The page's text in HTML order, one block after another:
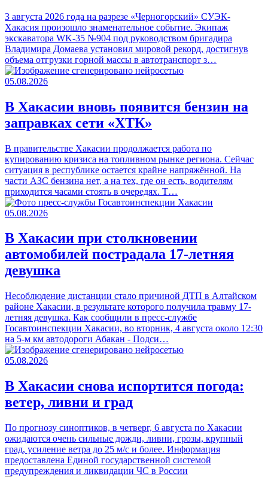
3 августа 2026 года на разрезе «Черногорский» СУЭК-
Хакасия произошло знаменательное событие. Экипаж
экскаватора WK-35 №904 под руководством бригадира
Владимира Домаева установил мировой рекорд, достигнув
объема отгрузки горной массы в автотранспорт з…
05.08.2026
В Хакасии вновь появится бензин на
заправках сети «ХТК»
В правительстве Хакасии продолжается работа по
купированию кризиса на топливном рынке региона. Сейчас
ситуация в республике остается крайне напряжённой. На
части АЗС бензина нет, а на тех, где он есть, водителям
приходится часами стоять в очередях. Т…
05.08.2026
В Хакасии при столкновении
автомобилей пострадала 17-летняя
девушка
Несоблюдение дистанции стало причиной ДТП в Алтайском
районе Хакасии, в результате которого получила травму 17-
летняя девушка. Как сообщили в пресс-службе
Госавтоинспекции Хакасии, во вторник, 4 августа около 12:30
на 5‑м км автодороги Абакан - Подси…
05.08.2026
В Хакасии снова испортится погода:
ветер, ливни и град
По прогнозу синоптиков, в четверг, 6 августа по Хакасии
ожидаются очень сильные дожди, ливни, грозы, крупный
град, усиление ветра до 25 м/с и более. Информация
предоставлена Единой государственной системой
предупреждения и ликвидации ЧС в России